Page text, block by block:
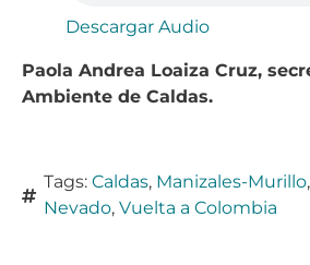
Descargar Audio
Paola Andrea Loaiza Cruz,
Ambiente de Caldas.
Tags: Caldas, Manizales-Murillo,
Nevado, Vuelta a Colombia